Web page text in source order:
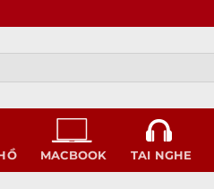
MACBOOK TAI NGHE